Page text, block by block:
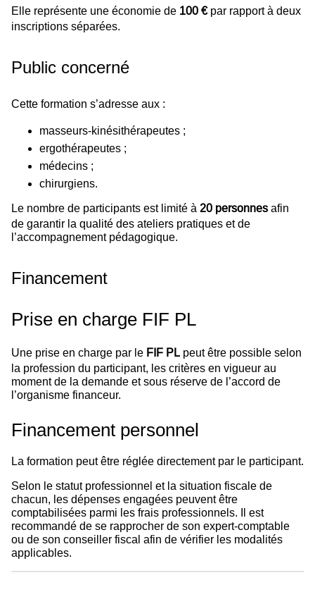
Elle représente une économie de 100 €par rapport à deux
inscriptions séparées.
Public concerné
Cette formation s’adresse aux :
masseurs-kinésithérapeutes ;
ergothérapeutes ;
médecins ;
chirurgiens.
Le nombre de participants est limité à 20 personnes afin
de garantir la qualité des ateliers pratiques et de
l’accompagnement pédagogique.
Financement
Prise en charge FIF PL
Une prise en charge par le FIF PL peut être possible selon
la profession du participant, les critères en vigueur au
moment de la demande et sous réserve de l’accord de
l’organisme financeur.
Financement personnel
La formation peut être réglée directement par le participant.
Selon le statut professionnel et la situation fiscale de
chacun, les dépenses engagées peuvent être
comptabilisées parmi les frais professionnels. Il est
recommandé de se rapprocher de son expert-comptable
ou de son conseiller fiscal afin de vérifier les modalités
applicables.